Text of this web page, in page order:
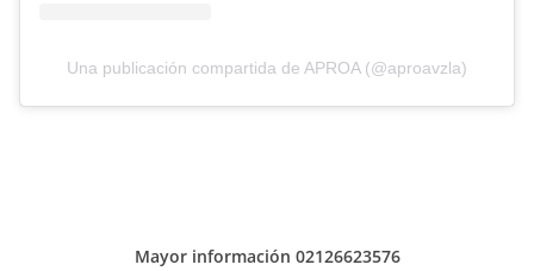
Una publicación compartida de APROA (@aproavzla)
Mayor información 02126623576